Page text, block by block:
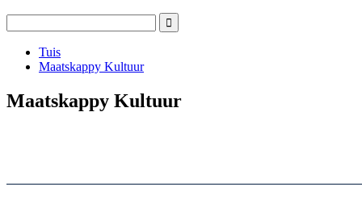
Tuis
Maatskappy Kultuur
Maatskappy Kultuur